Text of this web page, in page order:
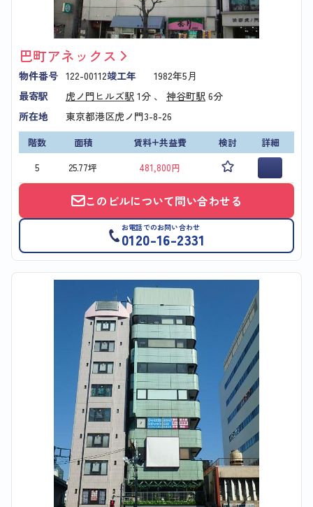
巴町アネックス
物件番号 122-00112竣工年
1982年5月
最寄駅
虎ノ門ヒルズ駅 1分 、 神谷町駅 6分
所在地
東京都港区虎ノ門3-8-26
階数 面積 賃料+共益費 検討
詳細
5
25.77坪 481,800円
このビルについて問い合わせる
お電話でのお問い合わせ
0120-16-2331